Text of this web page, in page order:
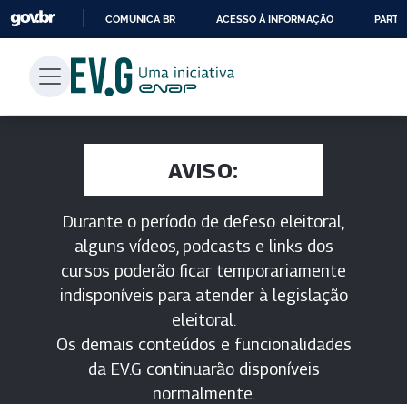
PARA
CONTEÚDO
COMUNICA BR ACESSO À INFORMAÇÃO
AVISO:
Durante o período de defeso eleitoral,
alguns vídeos, podcasts e links dos
cursos poderão ficar temporariamente
indisponíveis para atender à legislação
eleitoral.
Os demais conteúdos e funcionalidades
da EV.G continuarão disponíveis
normalmente.